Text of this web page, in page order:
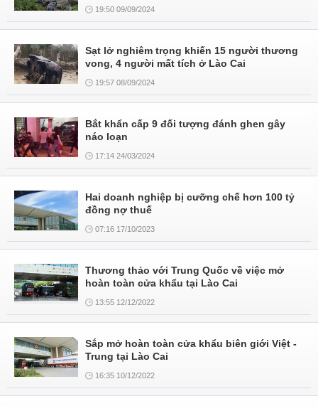
19:50 09/09/2024
Sạt lở nghiêm trọng khiến 15 người thương
vong, 4 người mất tích ở Lào Cai
19:57 08/09/2024
Bắt khẩn cấp 9 đối tượng đánh ghen gây
náo loạn
17:14 24/03/2024
Hai doanh nghiệp bị cưỡng chế hơn 100 tỷ
đồng nợ thuế
07:16 17/10/2023
Thương thảo với Trung Quốc về việc mở
hoàn toàn cửa khẩu tại Lào Cai
13:55 12/12/2022
Sắp mở hoàn toàn cửa khẩu biên giới Việt -
Trung tại Lào Cai
16:35 10/12/2022